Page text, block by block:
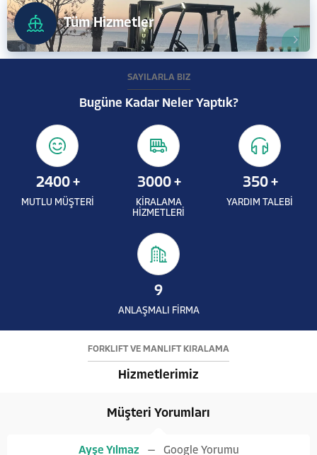
Tüm Hizmetler
SAYILARLA BİZ
Bugüne Kadar Neler Yaptık?
2400+
MUTLU MÜŞTERİ
3000+
KİRALAMA
HİZMETLERİ
350+
YARDIM TALEBİ
9
ANLAŞMALI FİRMA
FORKLİFT VE MANLİFT KİRALAMA
Hizmetlerimiz
Müşteri Yorumları
Ayşe Yılmaz Google Yorumu